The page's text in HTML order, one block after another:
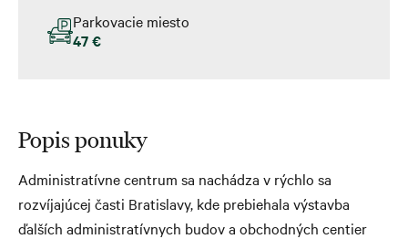
Parkovacie miesto
47 €
Popis ponuky
Administratívne centrum sa nachádza v rýchlo sa
rozvíjajúcej časti Bratislavy, kde prebiehala výstavba
ďalších administratívnych budov a obchodných centier